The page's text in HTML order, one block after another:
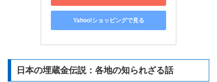
Yahoo!ショッピングで見る
日本の埋蔵金伝説：各地の知られざる話